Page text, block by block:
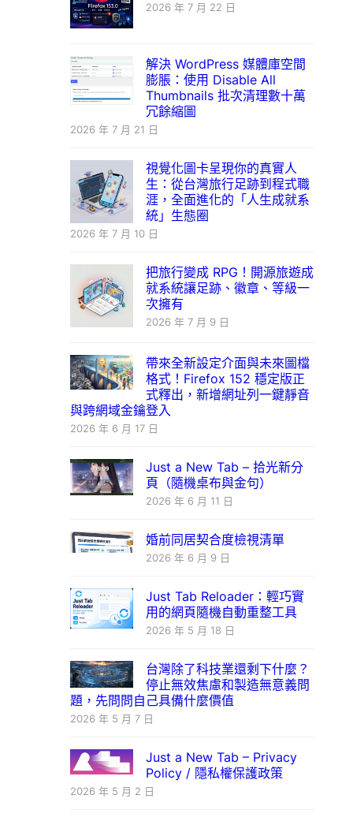
2026 年 7 月 22 日
解決 WordPress 媒體庫空間
膨脹：使用 Disable All
Thumbnails 批次清理數十萬
冗餘縮圖
2026 年 7 月 21 日
視覺化圖卡呈現你的真實人
生：從台灣旅行足跡到程式職
涯，全面進化的「人生成就系
統」生態圈
2026 年 7 月 10 日
把旅行變成 RPG！開源旅遊成
就系統讓足跡、徽章、等級一
次擁有
2026 年 7 月 9 日
帶來全新設定介面與未來圖檔
格式！Firefox 152 穩定版正
式釋出，新增網址列一鍵靜音
與跨網域金鑰登入
2026 年 6 月 17 日
Just a New Tab – 拾光新分
頁（隨機桌布與金句）
2026 年 6 月 11 日
婚前同居契合度檢視清單
2026 年 6 月 9 日
Just Tab Reloader：輕巧實
用的網頁隨機自動重整工具
2026 年 5 月 18 日
台灣除了科技業還剩下什麼？
停止無效焦慮和製造無意義問
題，先問問自己具備什麼價值
2026 年 5 月 7 日
Just a New Tab – Privacy
Policy / 隱私權保護政策
2026 年 5 月 2 日